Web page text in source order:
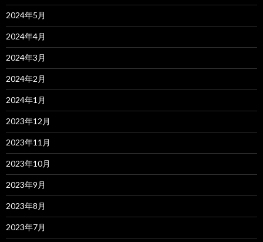
2024年5月
2024年4月
2024年3月
2024年2月
2024年1月
2023年12月
2023年11月
2023年10月
2023年9月
2023年8月
2023年7月